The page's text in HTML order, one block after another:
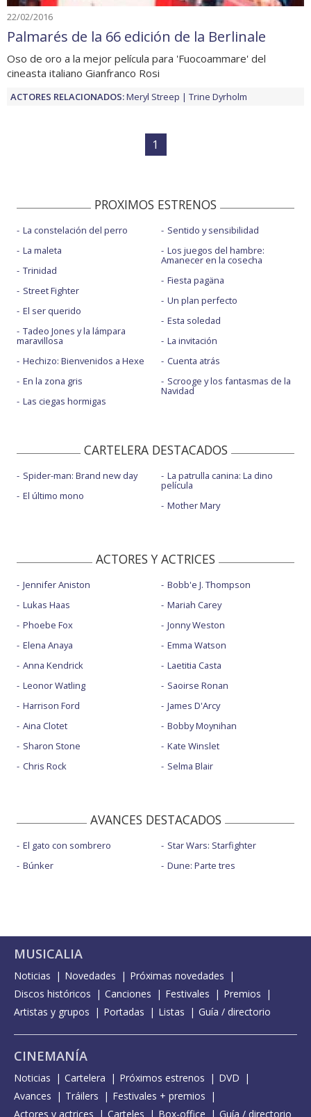
22/02/2016
Palmarés de la 66 edición de la Berlinale
Oso de oro a la mejor película para 'Fuocoammare' del
cineasta italiano Gianfranco Rosi
ACTORES RELACIONADOS:Meryl Streep Trine Dyrholm
1
PROXIMOS ESTRENOS
La constelación del perro
La maleta
Trinidad
Street Fighter
El ser querido
Tadeo Jones y la lámpara
maravillosa
Hechizo: Bienvenidos a Hexe
En la zona gris
Las ciegas hormigas
Sentido y sensibilidad
Los juegos del hambre:
Amanecer en la cosecha
Fiesta pagäna
Un plan perfecto
Esta soledad
La invitación
Cuenta atrás
Scrooge y los fantasmas de la
Navidad
CARTELERA DESTACADOS
Spider-man: Brand new day
El último mono
La patrulla canina: La dino
película
Mother Mary
ACTORES Y ACTRICES
Jennifer Aniston
Lukas Haas
Phoebe Fox
Elena Anaya
Anna Kendrick
Leonor Watling
Harrison Ford
Aina Clotet
Sharon Stone
Chris Rock
Bobb'e J. Thompson
Mariah Carey
Jonny Weston
Emma Watson
Laetitia Casta
Saoirse Ronan
James D'Arcy
Bobby Moynihan
Kate Winslet
Selma Blair
AVANCES DESTACADOS
El gato con sombrero
Búnker
Star Wars: Starfighter
Dune: Parte tres
MUSICALIA
Noticias Novedades
Próximas novedades
Discos históricos
Canciones Festivales
Premios
Artistas y grupos
Portadas Listas Guía / directorio
CINEMANÍA
Noticias Cartelera Próximos estrenos
DVD
Avances
Tráilers
Festivales + premios
Actores y actrices
Carteles Box-office Guía / directorio